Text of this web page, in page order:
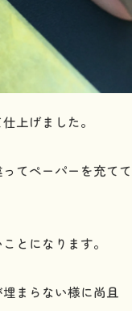
上げました。
てペーパーを充てて
とになります。
まらない様に尚且